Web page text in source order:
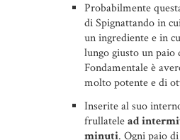
Probabilmente
di Spignattando in
un ingrediente e in
lungo giusto un paio
Fondamentale è
molto potente e di
Inserite al suo
frullatelead
minuti. Ogni paio